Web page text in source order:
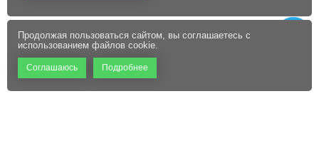
Продолжая пользоваться сайтом, вы соглашаетесь с
использованием файлов cookie.
Соглашаюсь Подробнее